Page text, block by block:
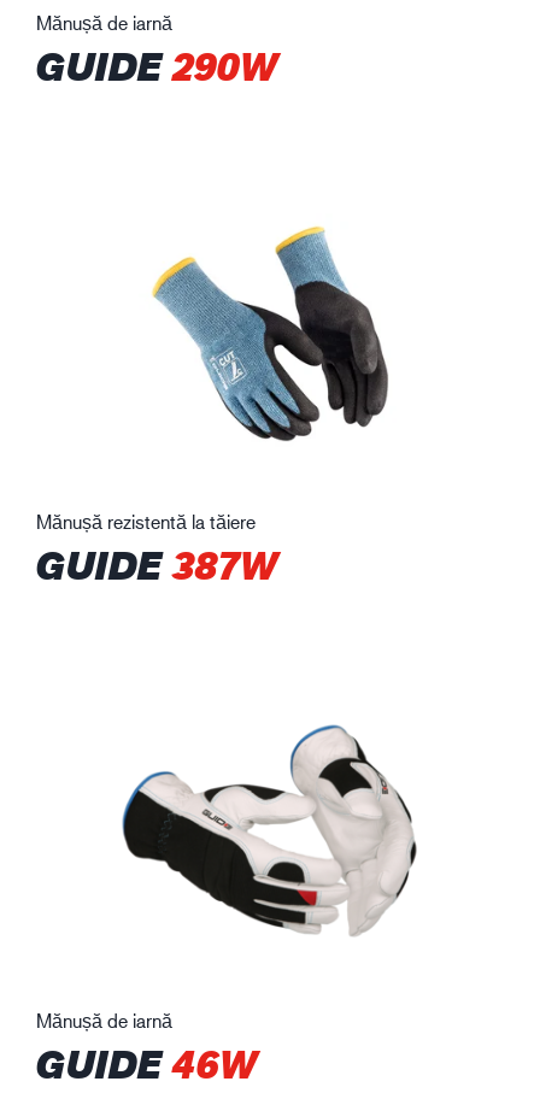
Mănușă de iarnă
GUIDE290W
Mănușă rezistentă la tăiere
GUIDE387W
Mănușă de iarnă
GUIDE46W